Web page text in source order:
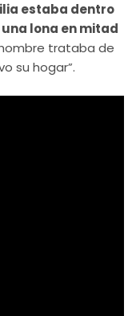
estaba dentro
lona en mitad
trataba de
su hogar”.